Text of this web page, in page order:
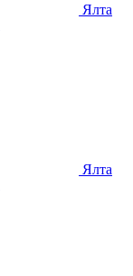
Ялта
Ялта